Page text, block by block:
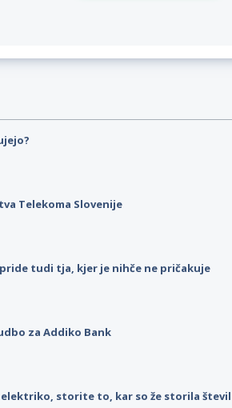
Telekoma Slovenije
tudi tja, kjer je nihče ne pričakuje
za Addiko Bank
elektriko, storite to, kar so že storila